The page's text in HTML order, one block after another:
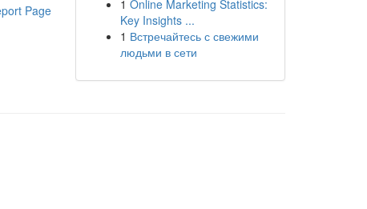
Page
1 Online Marketing Statistics:
Key Insights ...
1 Встречайтесь с свежими
людьми в сети